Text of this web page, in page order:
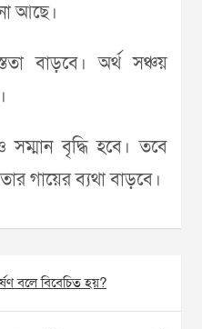
আছে।
বাড়বে। অর্থ সঞ্চয়
সম্মান বৃদ্ধি হবে। তবে
গায়ের ব্যথা বাড়বে।
বলে বিবেচিত হয়?